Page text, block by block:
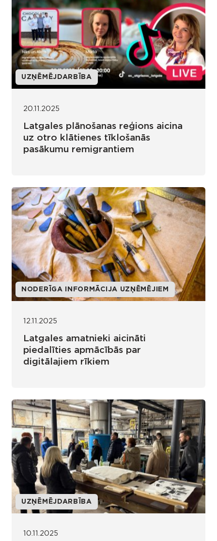
UZŅĒMĒJDARBĪBA
20.11.2025
Latgales plānošanas reģions aicina
uz otro klātienes tīklošanās
pasākumu remigrantiem
NODERĪGA INFORMĀCIJA UZŅĒMĒJIEM
12.11.2025
Latgales amatnieki aicināti
piedalīties apmācībās par
digitālajiem rīkiem
UZŅĒMĒJDARBĪBA
10.11.2025